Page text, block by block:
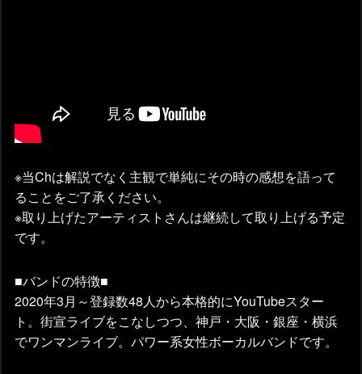
※当Chは解説でなく主観で単純にその時の感想を語って
ることをご了承ください。
※取り上げたアーティストさんは継続して取り上げる予定
です。
■バンドの特徴■
2020年3月～登録数48人から本格的にYouTubeスター
ト。街宣ライブをこなしつつ、神戸・大阪・銀座・横浜
でワンマンライブ。パワー系女性ボーカルバンドです。